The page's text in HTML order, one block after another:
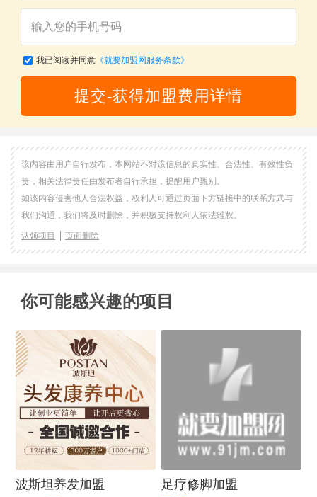
我已阅读并同意《就要加盟网服务条款》
提交-获得加盟费用详情
该内容由用户自行发布，本网站不对该信息的真实性、合法性、有效性负
责，相关法律责任由发布者自行承担，提醒用户甄别。
如该内容侵害他人合法权益，权利人可通过页面下方链接中的联系方式与
我们沟通，我们将及时删除，并积极支持权利人依法维权。
认领项目 页面删除
你可能感兴趣的项目
波斯坦养发加盟
足疗修脚加盟